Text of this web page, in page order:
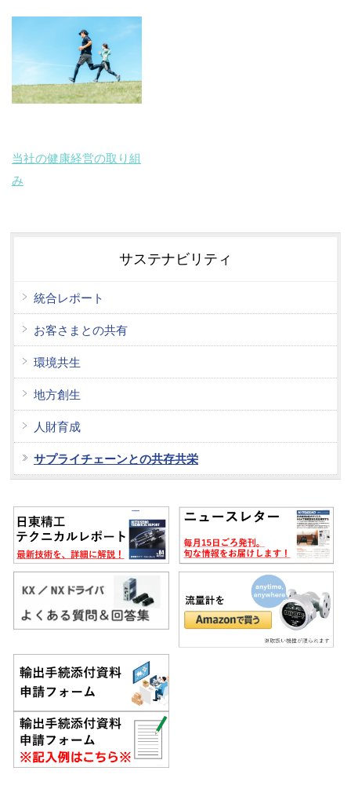
当社の健康経営の取り組
み
サステナビリティ
統合レポート
お客さまとの共有
環境共生
地方創生
人財育成
サプライチェーンとの共存共栄